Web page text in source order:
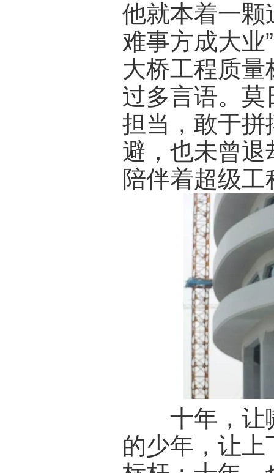
他就本着一颗
难事方成大业
大桥工程质
过多言语。
担当，敢于拼
避，也未曾
陪伴着超级工
十年，让嗷
的少年，让